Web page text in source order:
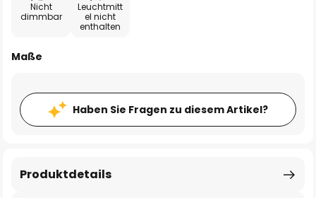
Nicht
dimmbar
Leuchtmitt
el nicht
enthalten
Maße
Haben Sie Fragen zu diesem Artikel?
Produktdetails